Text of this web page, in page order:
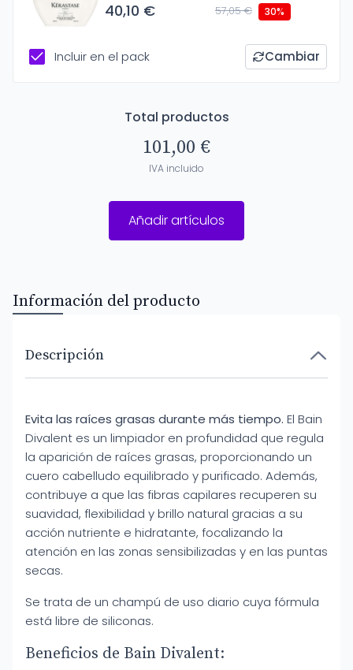
40,10 € 57,05 € 30%
Incluir en el pack Cambiar
Total productos
101,00 €
IVA incluido
Añadir artículos
Información del producto
Descripción
Evita las raíces grasas durante más tiempo. El Bain
Divalent es un limpiador en profundidad que regula
la aparición de raíces grasas, proporcionando un
cuero cabelludo equilibrado y purificado. Además,
contribuye a que las fibras capilares recuperen su
suavidad, flexibilidad y brillo natural gracias a su
acción nutriente e hidratante, focalizando la
atención en las zonas sensibilizadas y en las puntas
secas.
Se trata de un champú de uso diario cuya fórmula
está libre de siliconas.
Beneficios de Bain Divalent: